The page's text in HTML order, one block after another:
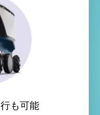
も可能